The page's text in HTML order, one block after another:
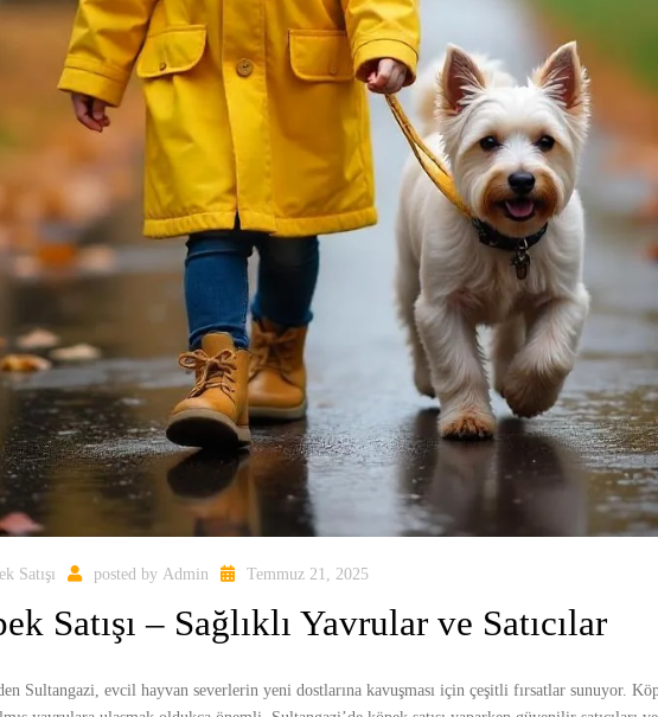
Satışı posted by Admin Temmuz 21, 2025
Satışı – Sağlıklı Yavrular ve Satıcılar
Sultangazi, evcil hayvan severlerin yeni dostlarına kavuşması için çeşitli fırsatlar sunuyor.